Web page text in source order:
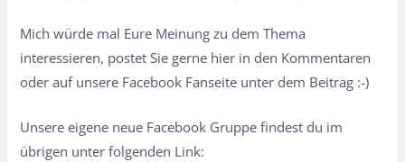
Mich würde mal Eure Meinung zu dem Thema
interessieren, postet Sie gerne hier in den Kommentaren
oder auf unsere Facebook Fanseite unter dem Beitrag :-)
Unsere eigene neue Facebook Gruppe findest du im
übrigen unter folgenden Link: